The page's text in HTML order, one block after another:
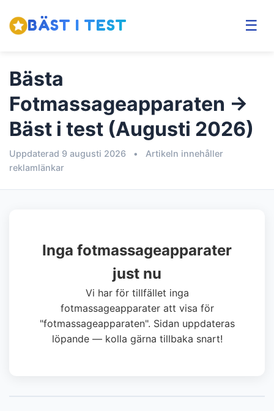
BÄST I TEST ☰
Bästa
Fotmassageapparaten →
Bäst i test (Augusti 2026)
Uppdaterad 9 augusti 2026 •
Artikeln innehåller
reklamlänkar
Inga fotmassageapparater
just nu
Vi har för tillfället inga
fotmassageapparater att visa för
"fotmassageapparaten". Sidan uppdateras
löpande — kolla gärna tillbaka snart!